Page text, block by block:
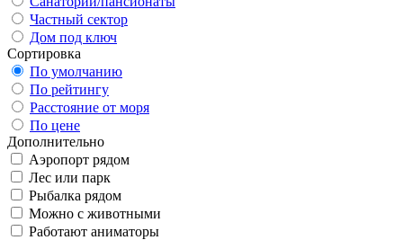
Частный сектор
Дом под ключ
Сортировка
По умолчанию
По рейтингу
Расстояние от моря
По цене
Дополнительно
Аэропорт рядом
Лес или парк
Рыбалка рядом
Можно с животными
Работают аниматоры